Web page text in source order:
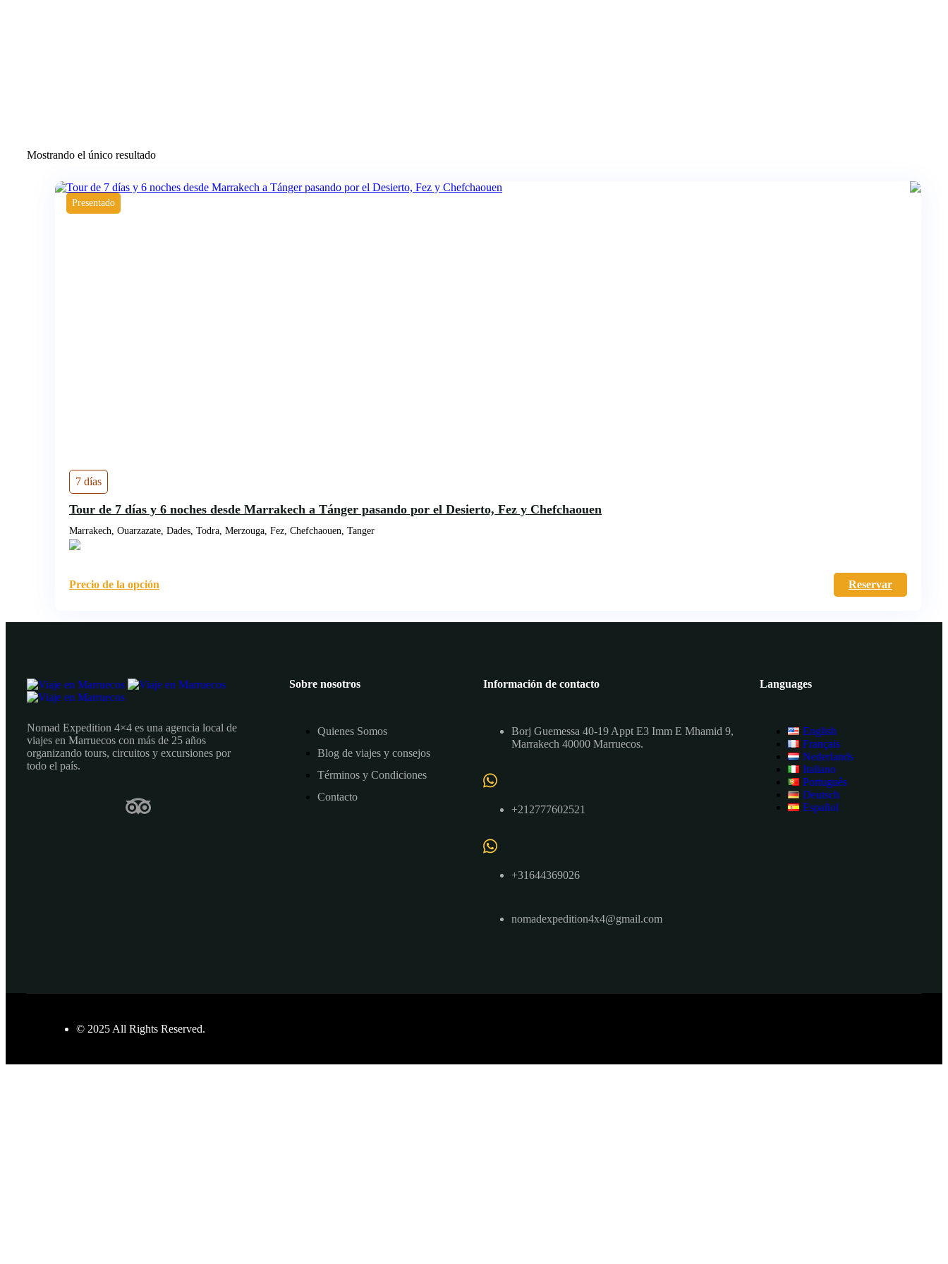
Mostrando el único resultado
Presentado
7 días
Tour de 7 días y 6 noches desde Marrakech a Tánger pasando por el Desierto, Fez y Chefchaouen
Marrakech, Ouarzazate, Dades, Todra, Merzouga, Fez, Chefchaouen, Tanger
Precio de la opción Reservar
Nomad Expedition 4×4 es una agencia local de
viajes en Marruecos con más de 25 años
organizando tours, circuitos y excursiones por
todo el país.
Sobre nosotros
Quienes Somos
Blog de viajes y consejos
Términos y Condiciones
Contacto
Información de contacto
Borj Guemessa 40-19 Appt E3 Imm E Mhamid 9,
Marrakech 40000 Marruecos.
+212777602521
+31644369026
nomadexpedition4x4@gmail.com
Languages
English
Français
Nederlands
Italiano
Português
Deutsch
Español
© 2025 All Rights Reserved.